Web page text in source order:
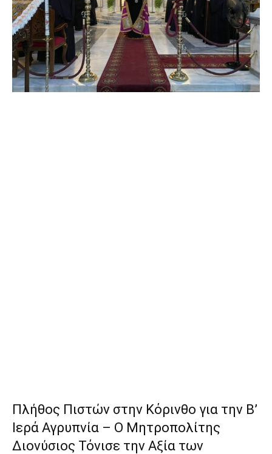
Πλήθος Πιστών στην Κόρινθο για την Β’
Ιερά Αγρυπνία – Ο Μητροπολίτης
Διονύσιος Τόνισε την Αξία των